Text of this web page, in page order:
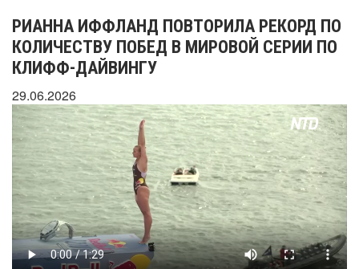
РИАННА ИФФЛАНД ПОВТОРИЛА РЕКОРД ПО
КОЛИЧЕСТВУ ПОБЕД В МИРОВОЙ СЕРИИ ПО
КЛИФФ-ДАЙВИНГУ
29.06.2026